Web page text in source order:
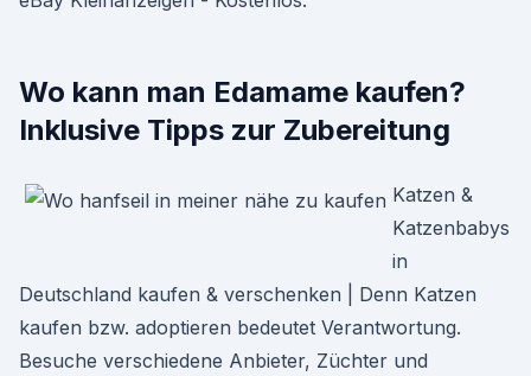
Wo kann man Edamame kaufen?
Inklusive Tipps zur Zubereitung
Katzen &
Katzenbabys
in
Deutschland kaufen & verschenken | Denn Katzen
kaufen bzw. adoptieren bedeutet Verantwortung.
Besuche verschiedene Anbieter, Züchter und